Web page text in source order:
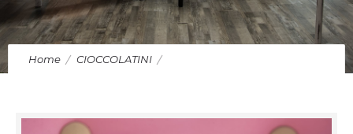
Home CIOCCOLATINI